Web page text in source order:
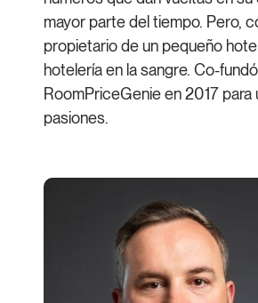
mayor parte del tiempo. Pero,
propietario de un pequeño
hotelería en la sangre. Co-fundó
RoomPriceGenie en 2017 para
pasiones.